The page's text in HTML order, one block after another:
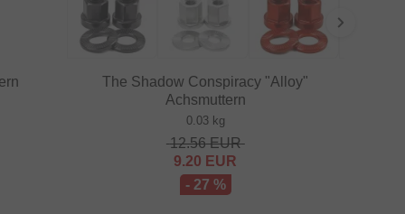
The Shadow Conspiracy "Alloy"
Achsmuttern
0.03 kg
12.56EUR
9.20 EUR
- 27 %